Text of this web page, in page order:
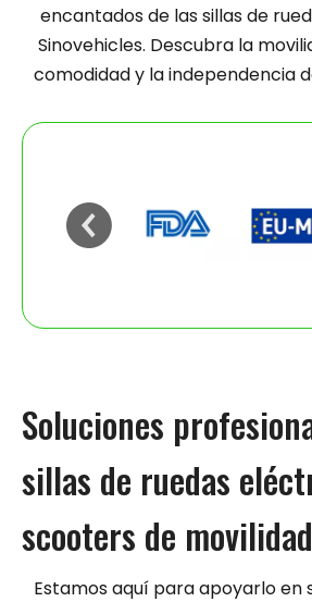
encantados de las sillas de
Sinovehicles. Descubra la
comodidad y la independencia
Soluciones
sillas de ruedas
scooters de movilidad
Estamos aquí para apoyarlo en